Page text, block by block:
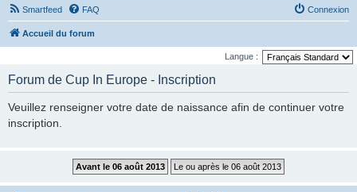
Smartfeed FAQ Connexion
Accueil du forum
Langue :
Forum de Cup In Europe - Inscription
Veuillez renseigner votre date de naissance afin de continuer votre
inscription.